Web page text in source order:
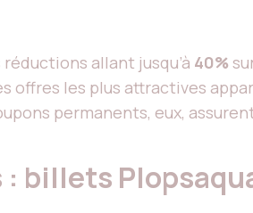
allant jusqu’à 40%
offres les plus attractives
permanents, eux,
billets